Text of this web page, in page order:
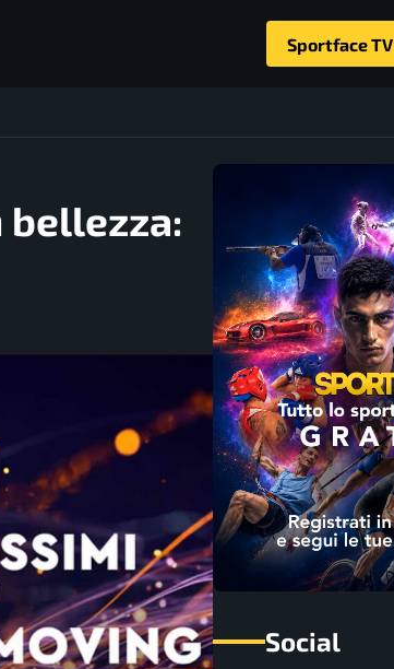
Sportface TV
bellezza:
Social